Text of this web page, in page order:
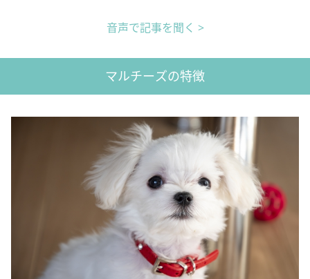
音声で記事を聞く >
マルチーズの特徴